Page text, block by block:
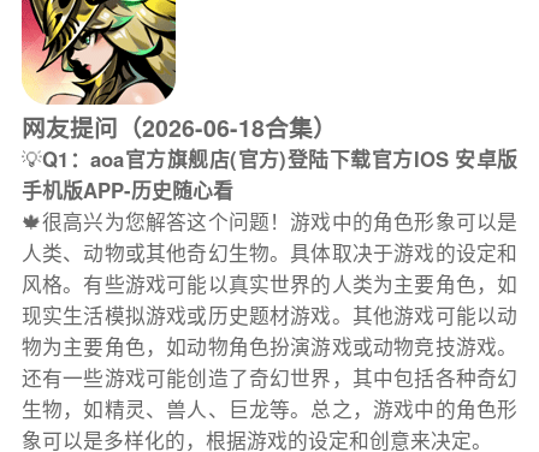
网友提问（2026-06-18合集）
💡Q1：aoa官方旗舰店(官方)登陆下载官方IOS 安卓版
手机版APP-历史随心看
🍁很高兴为您解答这个问题！游戏中的角色形象可以是
人类、动物或其他奇幻生物。具体取决于游戏的设定和
风格。有些游戏可能以真实世界的人类为主要角色，如
现实生活模拟游戏或历史题材游戏。其他游戏可能以动
物为主要角色，如动物角色扮演游戏或动物竞技游戏。
还有一些游戏可能创造了奇幻世界，其中包括各种奇幻
生物，如精灵、兽人、巨龙等。总之，游戏中的角色形
象可以是多样化的，根据游戏的设定和创意来决定。